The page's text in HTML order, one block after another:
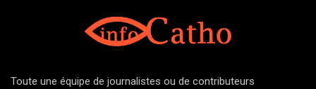
Toute une équipe de journalistes ou de contributeurs